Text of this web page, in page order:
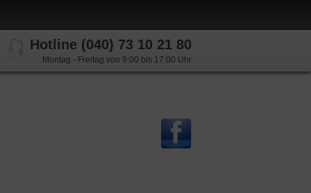
Hotline (040) 73 10 21 80
Montag - Freitag von 9:00 bis 17:00 Uhr